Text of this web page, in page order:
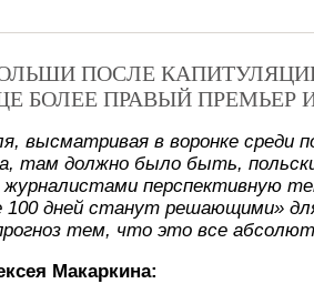
ПОСЛЕ
БОЛЕЕ ПРАВЫЙ ПРЕМЬЕР
высматривая в воронке среди
там должно было быть,
журналистами перспективную
100 дней станут решающими»
тем, что это все
Макаркина: